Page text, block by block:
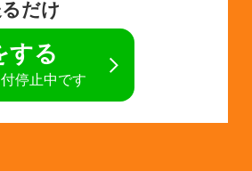
だけ
する
停止中です